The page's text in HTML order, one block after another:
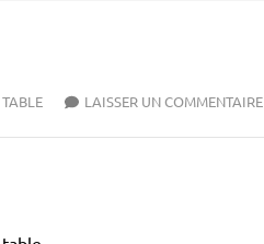
LAISSER UN COMMENTAIRE